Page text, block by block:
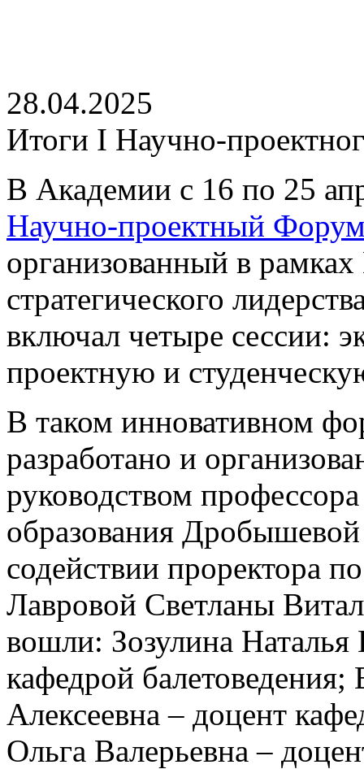
28.04.2025
Итоги I Научно-
В Академии с 16 по 25
Научно-проектный
организованный в
стратегического
включал четыре сессии:
проектную и
В таком инновативном
разработано и
руководством
образования
содействии проректора
Лавровой Светланы
вошли: Зозулина
кафедрой
Алексеевна – доцент
Ольга Валерьевна –